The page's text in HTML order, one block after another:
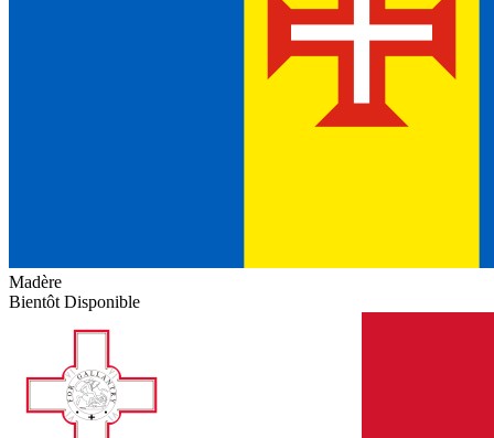
Madère
Bientôt Disponible